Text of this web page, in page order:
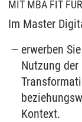
MIT MBA FIT
Im Master
erwerben
Nutzung
Kontext.